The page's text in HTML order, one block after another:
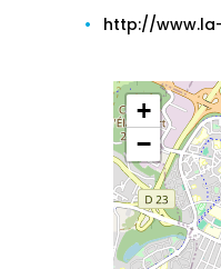
http://
+
−